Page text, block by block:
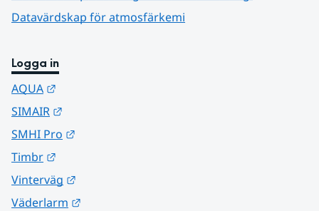
Datavärdskap för atmosfärkemi
Logga in
AQUA
SIMAIR
SMHI Pro
Timbr
Vinterväg
Väderlarm